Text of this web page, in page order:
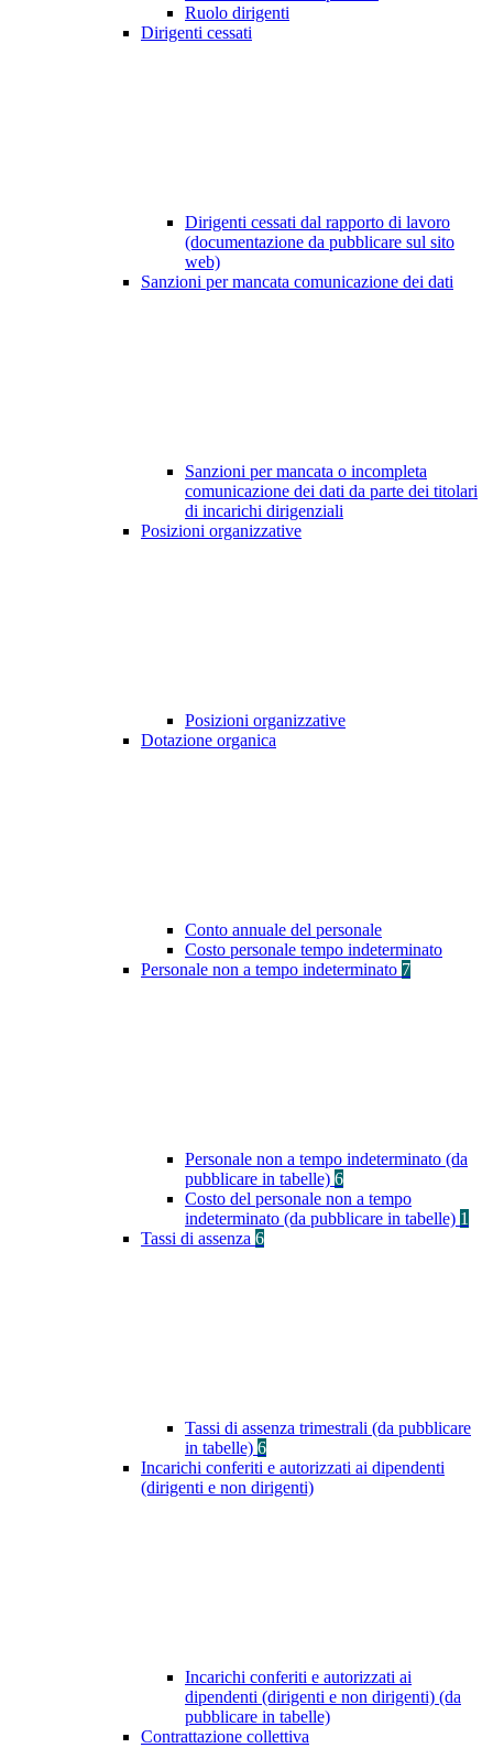
Ruolo dirigenti
Dirigenti cessati
Dirigenti cessati dal rapporto di lavoro
(documentazione da pubblicare sul sito
web)
Sanzioni per mancata comunicazione dei dati
Sanzioni per mancata o incompleta
comunicazione dei dati da parte dei titolari
di incarichi dirigenziali
Posizioni organizzative
Posizioni organizzative
Dotazione organica
Conto annuale del personale
Costo personale tempo indeterminato
Personale non a tempo indeterminato 7
Personale non a tempo indeterminato (da
pubblicare in tabelle) 6
Costo del personale non a tempo
indeterminato (da pubblicare in tabelle) 1
Tassi di assenza 6
Tassi di assenza trimestrali (da pubblicare
in tabelle) 6
Incarichi conferiti e autorizzati ai dipendenti
(dirigenti e non dirigenti)
Incarichi conferiti e autorizzati ai
dipendenti (dirigenti e non dirigenti) (da
pubblicare in tabelle)
Contrattazione collettiva